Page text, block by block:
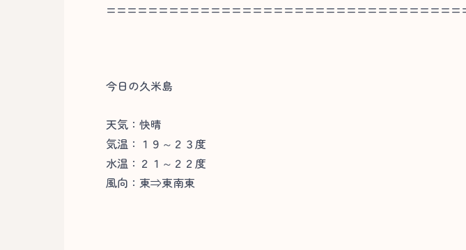
今日の久米島
天気：快晴
気温：１９～２３度
水温：２１～２２度
風向：東⇒東南東